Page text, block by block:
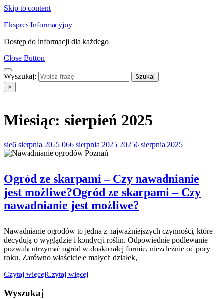
Skip to content
Ekspres Informacyjny
Dostęp do informacji dla każdego
Close Button
Wyszukaj:
×
Miesiąc: sierpień 2025
sie6 sierpnia 2025 066 sierpnia 2025 20256 sierpnia 2025
Ogród ze skarpami – Czy nawadnianie
jest możliwe?Ogród ze skarpami – Czy
nawadnianie jest możliwe?
Nawadnianie ogrodów to jedna z najważniejszych czynności, które
decydują o wyglądzie i kondycji roślin. Odpowiednie podlewanie
pozwala utrzymać ogród w doskonałej formie, niezależnie od pory
roku. Zarówno właściciele małych działek,
Czytaj więcejCzytaj więcej
Wyszukaj